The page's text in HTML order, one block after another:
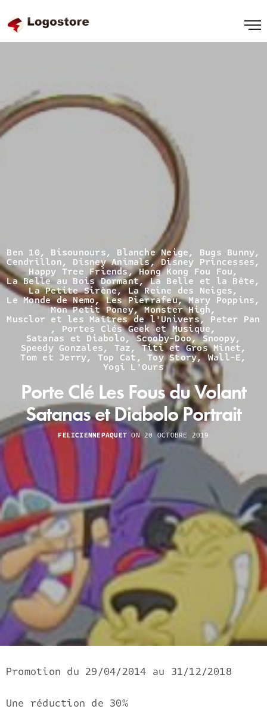
Ben 10, Bisounours, Blanche Neige, Bugs Bunny,
Cendrillon, Disney Animals,Disney Princesses,
Happy Tree Friends,Hong Kong Fou Fou,
La Belle au Bois Dormant,La Belle et la Bête,
La Petite Sirène,La Reine des Neiges,
Le Monde de Nemo,Les Pierrafeu,Mary Poppins,
Mon Petit Poney,Monster High,
Musclor et les Maîtres de l'Univers, Peter Pan
, Portes Clés Geek et Musique,
Satanas et Diabolo,Scooby-Doo,Snoopy,
Speedy Gonzales, Taz,Titi et Gros Minet,
Tom et Jerry, Top Cat,Toy Story,Wall-E,
Yogi L'Ours
Porte Clé Les Fous du Volant
Satanas et Diabolo Portrait
FELICIENNEPAQUET ON 20 OCTOBRE 2019
Promotion du 29/04/2014 au 31/12/2018
Une réduction de 30%